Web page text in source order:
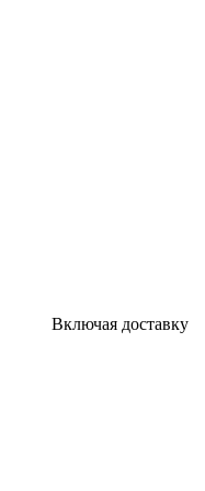
Включая доставку